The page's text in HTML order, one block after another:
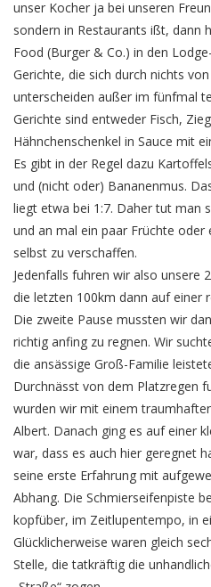
unser Kocher ja bei unseren
sondern in Restaurants ißt, dann
Food (Burger & Co.) in den
Gerichte, die sich durch nichts
unterscheiden außer im fünfmal
Gerichte sind entweder Fisch,
Hähnchenschenkel in Sauce mit
Es gibt in der Regel dazu
und (nicht oder) Bananenmus.
liegt etwa bei 1:7. Daher tut man
und an mal ein paar Früchte oder
selbst zu verschaffen.
Jedenfalls fuhren wir also unsere
die letzten 100km dann auf einer
Die zweite Pause mussten wir
richtig anfing zu regnen. Wir
die ansässige Groß-Familie
Durchnässt von dem Platzregen
wurden wir mit einem
Albert. Danach ging es auf einer
war, dass es auch hier geregnet
seine erste Erfahrung mit
Abhang. Die Schmierseifenpiste
kopfüber, im Zeitlupentempo, in
Glücklicherweise waren gleich
Stelle, die tatkräftig die